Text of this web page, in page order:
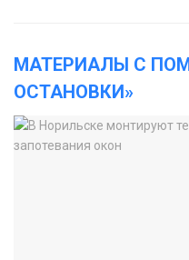
МАТЕРИАЛЫ С
ОСТАНОВКИ»